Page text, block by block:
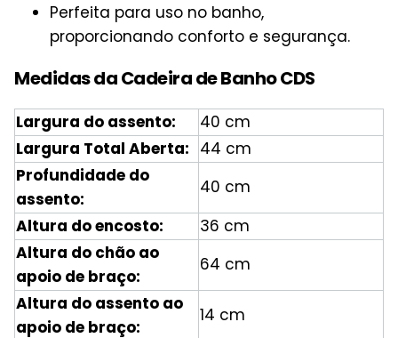
Perfeita para uso no banho,
proporcionando conforto e segurança.
Medidas da Cadeira de Banho CDS
Largura do assento:
40 cm
Largura Total Aberta: 44 cm
Profundidade do
assento:
40 cm
Altura do encosto:
36 cm
Altura do chão ao
apoio de braço:
64 cm
Altura do assento ao
apoio de braço:
14 cm